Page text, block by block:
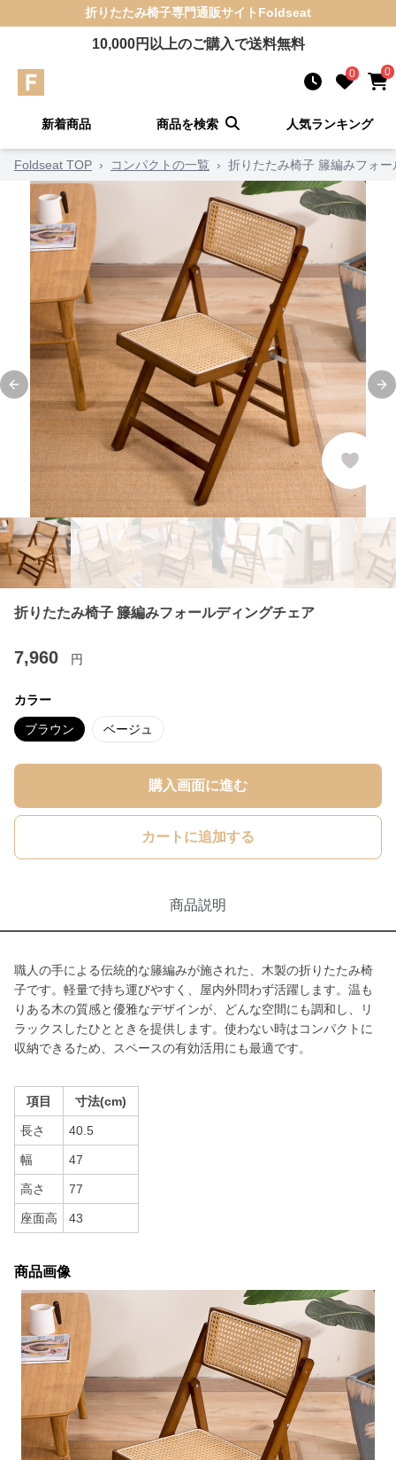
折りたたみ椅子専門通販サイト Foldseat
10,000円以上のご購入で送料無料
0 0
新着商品 商品を検索 人気ランキング
Foldseat TOP › コンパクトの一覧 › 折りたたみ椅子 籐編みフォ
Previous slide
折りたたみ椅子 籐編みフォールディングチェア
7,960 円
カラー
ブラウン ベージュ
購入画面に進む
カートに追加する
商品説明
職人の手による伝統的な籐編みが施された、木製の折りたたみ椅
子です。軽量で持ち運びやすく、屋内外問わず活躍します。温も
りある木の質感と優雅なデザインが、どんな空間にも調和し、リ
ラックスしたひとときを提供します。使わない時はコンパクトに
収納できるため、スペースの有効活用にも最適です。
項目 寸法(cm)
長さ 40.5
幅 47
高さ 77
座面高 43
商品画像